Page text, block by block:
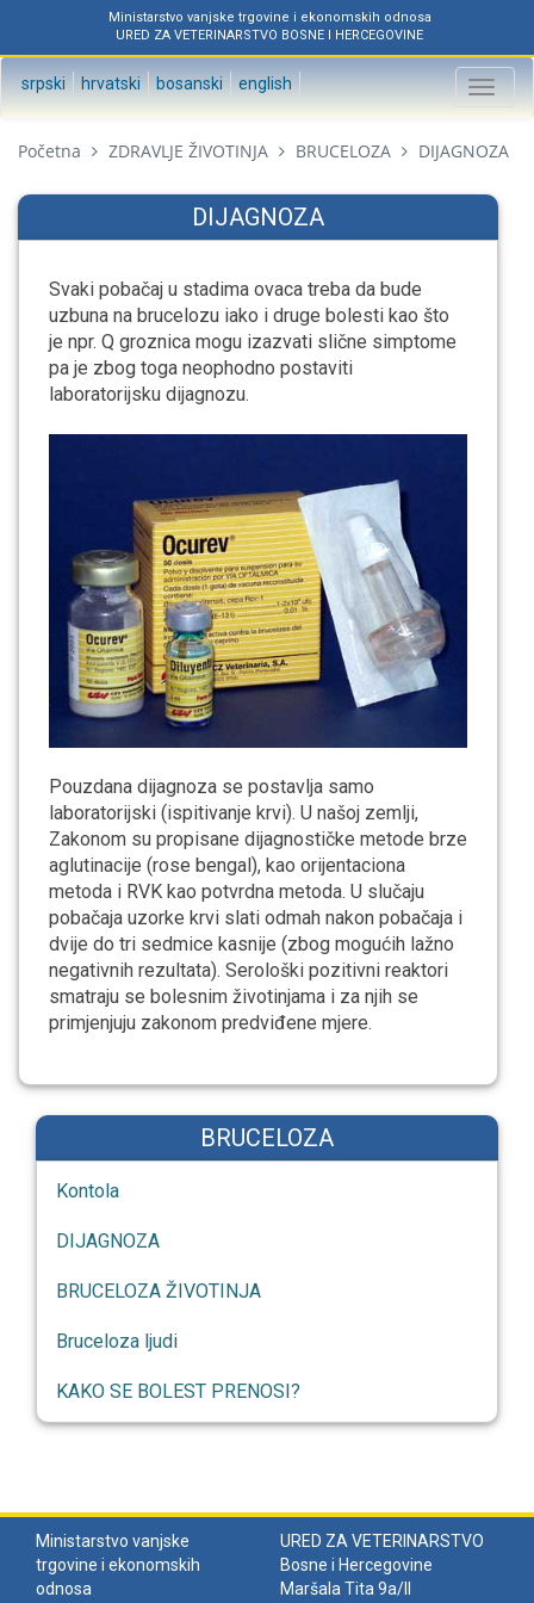
Ministarstvo vanjske trgovine i ekonomskih odnosa
URED ZA VETERINARSTVO BOSNE I HERCEGOVINE
srpski hrvatski bosanski english
Toggle
Početna ZDRAVLJE ŽIVOTINJA BRUCELOZA DIJAGNOZA
DIJAGNOZA
Svaki pobačaj u stadima ovaca treba da bude
uzbuna na brucelozu iako i druge bolesti kao što
je npr. Q groznica mogu izazvati slične simptome
pa je zbog toga neophodno postaviti
laboratorijsku dijagnozu.
Pouzdana dijagnoza se postavlja samo
laboratorijski (ispitivanje krvi). U našoj zemlji,
Zakonom su propisane dijagnostičke metode brze
aglutinacije (rose bengal), kao orijentaciona
metoda i RVK kao potvrdna metoda. U slučaju
pobačaja uzorke krvi slati odmah nakon pobačaja i
dvije do tri sedmice kasnije (zbog mogućih lažno
negativnih rezultata). Serološki pozitivni reaktori
smatraju se bolesnim životinjama i za njih se
primjenjuju zakonom predviđene mjere.
BRUCELOZA
Kontola
DIJAGNOZA
BRUCELOZA ŽIVOTINJA
Bruceloza ljudi
KAKO SE BOLEST PRENOSI?
Ministarstvo vanjske
trgovine i ekonomskih
odnosa
URED ZA VETERINARSTVO
Bosne i Hercegovine
Maršala Tita 9a/II